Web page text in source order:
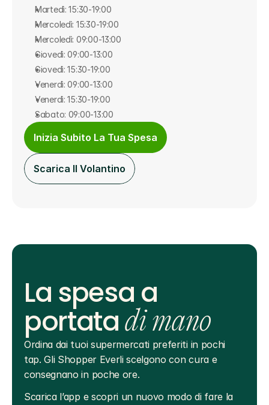
Martedì: 15:30-19:00
Mercoledì: 15:30-19:00
Mercoledì: 09:00-13:00
Giovedì: 09:00-13:00
Giovedì: 15:30-19:00
Venerdì: 09:00-13:00
Venerdì: 15:30-19:00
Sabato: 09:00-13:00
Inizia Subito La Tua Spesa
Scarica Il Volantino
La spesa a
portatadi mano
Ordina dai tuoi supermercati preferiti in pochi
tap. Gli Shopper Everli scelgono con cura e
consegnano in poche ore.
Scarica l’app e scopri un nuovo modo di fare la